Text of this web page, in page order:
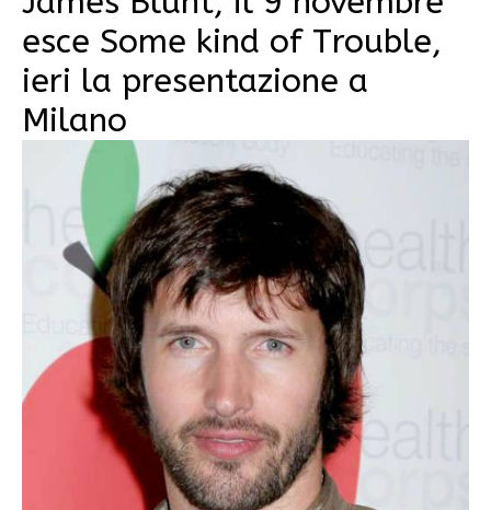
esce Some kind of Trouble,
ieri la presentazione a
Milano